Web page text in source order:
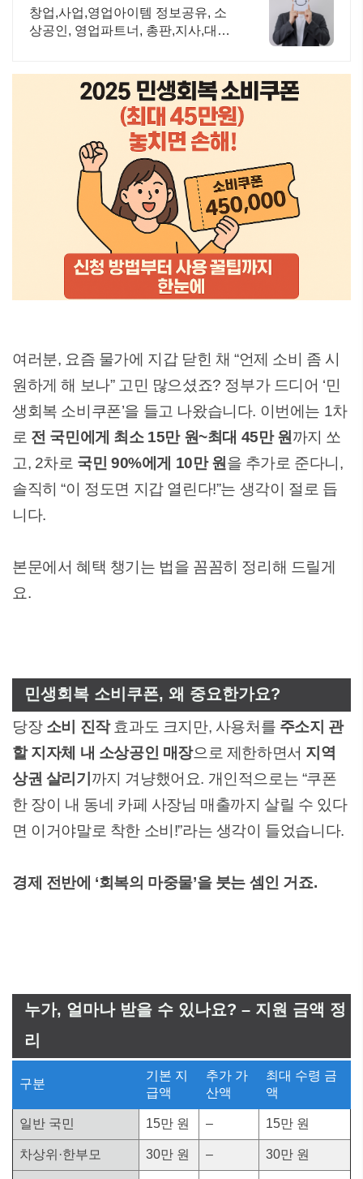
든 회원은 성공해야한다!
창업,사업,영업아이템 정보공유, 소
상공인, 영업파트너, 총판,지사,대리
여러분, 요즘 물가에 지갑 닫힌 채 “언제 소비 좀 시
원하게 해 보나” 고민 많으셨죠? 정부가 드디어 ‘민
생회복 소비쿠폰’을 들고 나왔습니다. 이번에는 1차
로 전 국민에게 최소 15만 원~최대 45만 원 까지 쏘
고, 2차로 국민 90%에게 10만 원 을 추가로 준다니,
솔직히 “이 정도면 지갑 열린다!”는 생각이 절로 듭
니다.
본문에서 혜택 챙기는 법을 꼼꼼히 정리해 드릴게
요.
민생회복 소비쿠폰, 왜 중요한가요?
당장 소비 진작효과도 크지만, 사용처를 주소지 관
할 지자체 내 소상공인 매장으로 제한하면서 지역
상권 살리기 까지 겨냥했어요. 개인적으로는 “쿠폰
한 장이 내 동네 카페 사장님 매출까지 살릴 수 있다
면 이거야말로 착한 소비!”라는 생각이 들었습니다.
경제 전반에 ‘회복의 마중물’을 붓는 셈인 거죠.
누가, 얼마나 받을 수 있나요? – 지원 금액 정
리
구분
기본 지
급액
추가 가
산액
최대 수령 금
액
일반 국민 15만 원 – 15만 원
차상위·한부모 30만 원 – 30만 원